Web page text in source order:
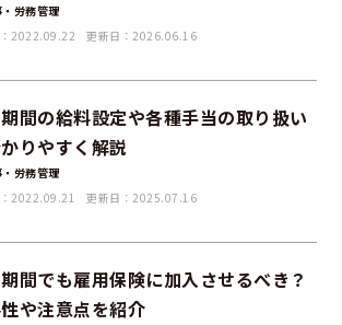
労務管理
2022.09.22
更新日：2026.06.16
間の給料設定や各種手当の取り扱い
りやすく解説
労務管理
2022.09.21
更新日：2025.07.16
間でも雇用保険に加入させるべき？
や注意点を紹介